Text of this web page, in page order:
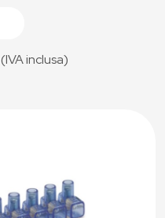
(IVA inclusa)